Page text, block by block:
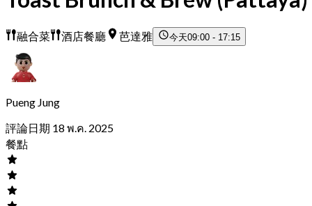
融合菜 酒店餐廳 芭達雅 今天09:00 - 17:15
Pueng Jung
評論日期 18 พ.ค. 2025
餐點